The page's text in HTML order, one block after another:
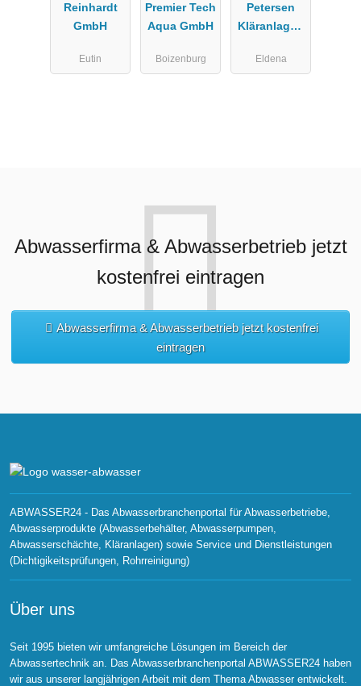
Reinhardt
GmbH
Eutin
Premier Tech
Aqua GmbH
Boizenburg
Petersen
Kläranlagen
Eldena
Abwasserfirma & Abwasserbetrieb jetzt
kostenfrei eintragen
Abwasserfirma & Abwasserbetrieb jetzt kostenfrei
eintragen
ABWASSER24 - Das Abwasserbranchenportal für Abwasserbetriebe,
Abwasserprodukte (Abwasserbehälter, Abwasserpumpen,
Abwasserschächte, Kläranlagen) sowie Service und Dienstleistungen
(Dichtigikeitsprüfungen, Rohrreinigung)
Über uns
Seit 1995 bieten wir umfangreiche Lösungen im Bereich der
Abwassertechnik an. Das Abwasserbranchenportal ABWASSER24 haben
wir aus unserer langjährigen Arbeit mit dem Thema Abwasser entwickelt.